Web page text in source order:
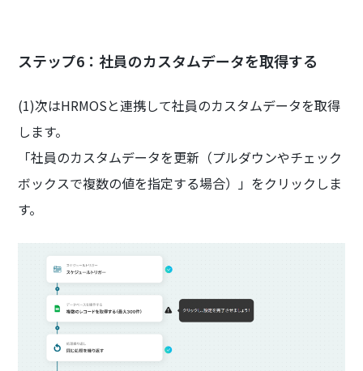
ステップ6：社員のカスタムデータを取得する
(1)次はHRMOSと連携して社員のカスタムデータを取得
します。
「社員のカスタムデータを更新（プルダウンやチェック
ボックスで複数の値を指定する場合）」をクリックしま
す。